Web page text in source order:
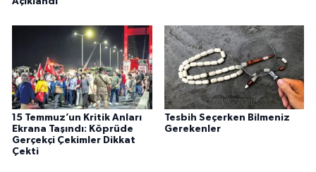
15 Temmuz’un Kritik Anları
Ekrana Taşındı: Köprüde
Gerçekçi Çekimler Dikkat
Çekti
Tesbih Seçerken Bilmeniz
Gerekenler